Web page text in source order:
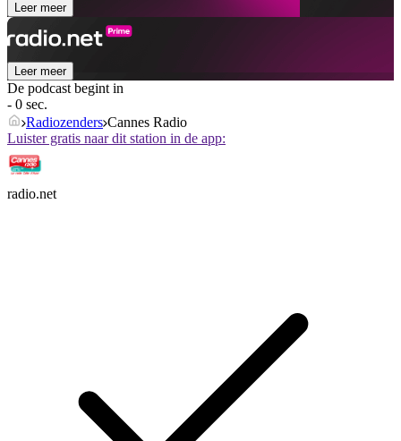
Leer meer
Leer meer
De podcast begint in
- 0 sec.
Radiozenders Cannes Radio
Luister gratis naar dit station in de app:
radio.net